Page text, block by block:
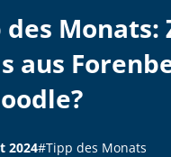
des Monats:
aus
2024#Tipp des Monats